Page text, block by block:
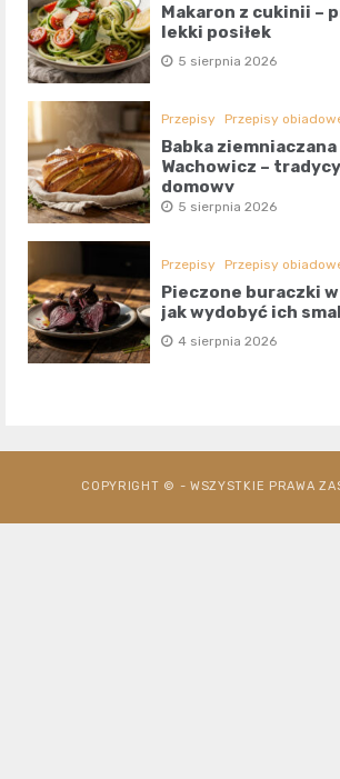
Makaron z cukinii –
lekki posiłek
5 sierpnia 2026
Przepisy Przepisy
Babka ziemniaczana
Wachowicz –
domowy
5 sierpnia 2026
Przepisy Przepisy
Pieczone buraczki
jak wydobyć ich
4 sierpnia 2026
COPYRIGHT © - WSZYSTKIE PRAWA